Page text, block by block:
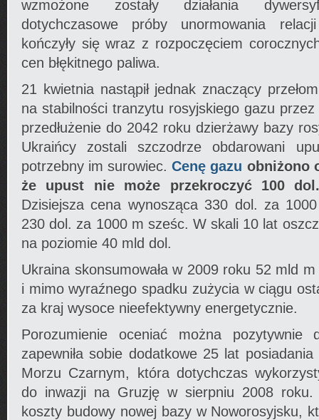
wzmożone zostały działania
dotychczasowe próby unormowania
kończyły się wraz z rozpoczęciem
cen błękitnego paliwa.
21 kwietnia nastąpił jednak znaczący
na stabilności tranzytu rosyjskiego gazu
przedłużenie do 2042 roku dzierżawy bazy
Ukraińcy zostali szczodrze obdarowani
potrzebny im surowiec.Cenę gazu obniżono
że upust nie może przekroczyć 100
Dzisiejsza cena wynosząca 330 dol. za
230 dol. za 1000 m sześc. W skali 10 lat
na poziomie 40 mld dol.
Ukraina skonsumowała w 2009 roku 52 mld
i mimo wyraźnego spadku zużycia w ciągu
za kraj wysoce nieefektywny energetycznie.
Porozumienie oceniać można
zapewniła sobie dodatkowe 25 lat
Morzu Czarnym, która dotychczas
do inwazji na Gruzję w sierpniu 2008 roku.
koszty budowy nowej bazy w Noworosyjsku,